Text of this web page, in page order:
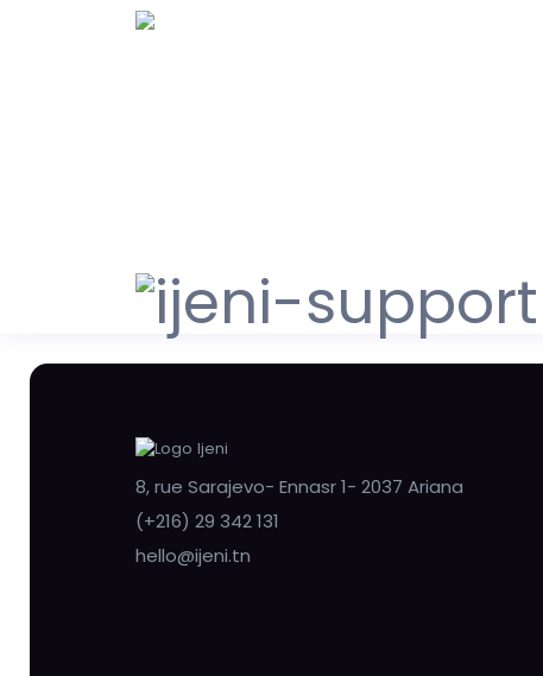
8, rue Sarajevo- Ennasr 1- 2037 Ariana
(+216) 29 342 131
hello@ijeni.tn